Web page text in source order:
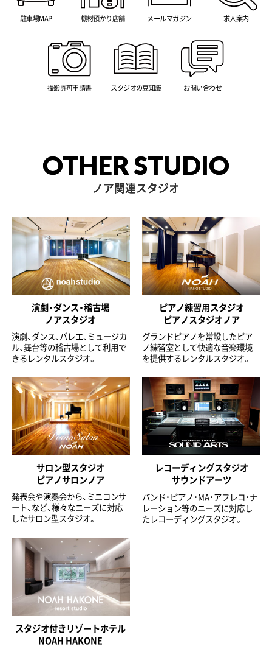
駐車場MAP 機材預かり店舗 メールマガジン 求人案内
撮影許可申請書 スタジオの豆知識 お問い合わせ
OTHER STUDIO
ノア関連スタジオ
演劇・ダンス・稽古場
ノアスタジオ
演劇、ダンス、バレエ、ミュージカ
ル、舞台等の稽古場として利用で
きるレンタルスタジオ。
ピアノ練習用スタジオ
ピアノスタジオノア
グランドピアノを常設したピア
ノ練習室として快適な音楽環境
を提供するレンタルスタジオ。
サロン型スタジオ
ピアノサロンノア
発表会や演奏会から、ミニコンサ
ート、など、様々なニーズに対応
したサロン型スタジオ。
レコーディングスタジオ
サウンドアーツ
バンド・ピアノ・MA・アフレコ・ナ
レーション等のニーズに対応し
たレコーディングスタジオ。
スタジオ付きリゾートホテル
NOAH HAKONE